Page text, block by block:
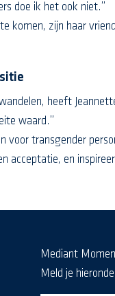
doe ik het ook niet.”
komen, zijn haar
heeft
waard.”
voor transgender
acceptatie, en
Mediant
Meld je